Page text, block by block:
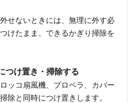
せないときには、無理に外す必
けたまま、できるかぎり掃除を
つけ置き・掃除する
ッコ扇風機、プロペラ、カバー
除と同時につけ置きします。